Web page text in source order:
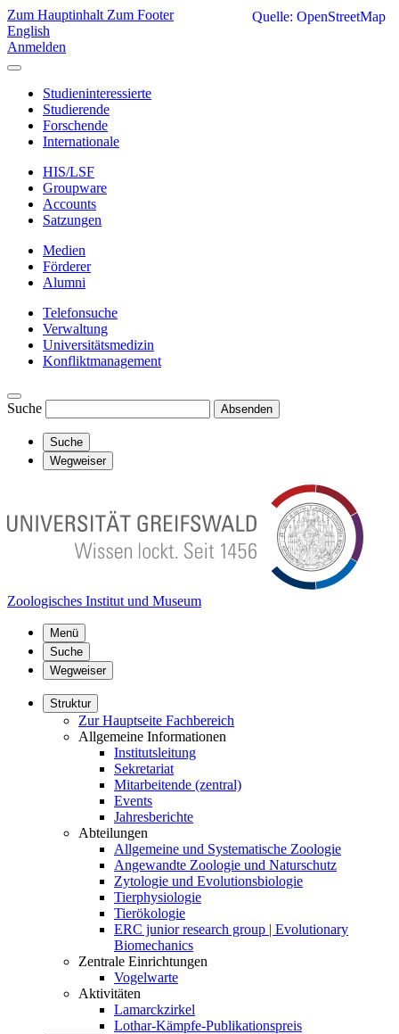
Zum Hauptinhalt Zum Footer
English
Anmelden
Studieninteressierte
Studierende
Forschende
Internationale
HIS/LSF
Groupware
Accounts
Satzungen
Medien
Förderer
Alumni
Telefonsuche
Verwaltung
Universitätsmedizin
Konfliktmanagement
Suche Absenden
Suche
Wegweiser
Zoologisches Institut und Museum
Menü
Suche
Wegweiser
Struktur
Zur Hauptseite Fachbereich
Allgemeine Informationen
Institutsleitung
Sekretariat
Mitarbeitende (zentral)
Events
Jahresberichte
Abteilungen
Allgemeine und Systematische Zoologie
Angewandte Zoologie und Naturschutz
Zytologie und Evolutionsbiologie
Tierphysiologie
Tierökologie
ERC junior research group | Evolutionary
Biomechanics
Zentrale Einrichtungen
Vogelwarte
Aktivitäten
Lamarckzirkel
Lothar-Kämpfe-Publikationspreis
Quelle: OpenStreetMap